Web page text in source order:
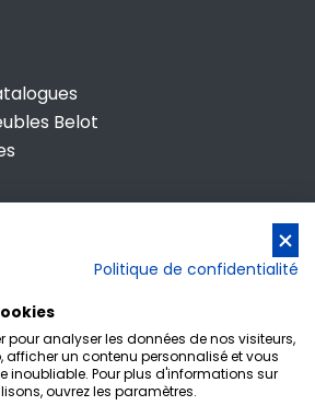
Belot
Politique de confidentialité
pour analyser les données de nos visiteurs,
afficher un contenu personnalisé et vous
inoubliable. Pour plus d'informations sur
ouvrez les paramètres.